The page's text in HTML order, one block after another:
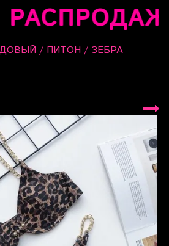
/ ПИТОН / ЗЕБРА